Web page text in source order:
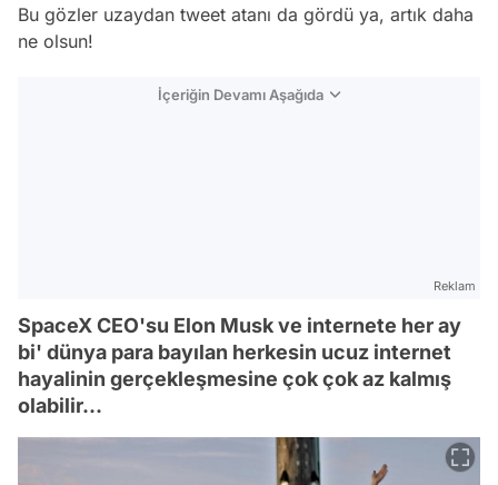
Bu gözler uzaydan tweet atanı da gördü ya, artık daha
ne olsun!
İçeriğin Devamı Aşağıda
Reklam
SpaceX CEO'su Elon Musk ve internete her ay
bi' dünya para bayılan herkesin ucuz internet
hayalinin gerçekleşmesine çok çok az kalmış
olabilir...